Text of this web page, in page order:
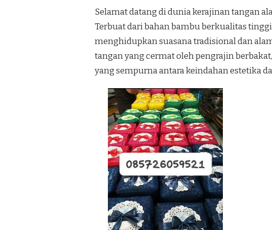
Selamat datang di dunia kerajinan tangan
Terbuat dari bahan bambu berkualitas
menghidupkan suasana tradisional dan
tangan yang cermat oleh pengrajin
yang sempurna antara keindahan estetika